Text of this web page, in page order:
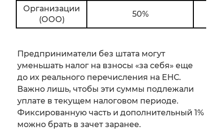
Организации
(ООО)
50%
Предприниматели без штата могут
уменьшать налог на взносы «за себя» еще
до их реального перечисления на ЕНС.
Важно лишь, чтобы эти суммы подлежали
уплате в текущем налоговом периоде.
Фиксированную часть и дополнительный 1%
можно брать в зачет заранее.